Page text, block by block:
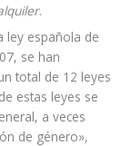
.
ley española de
se han
total de 12 leyes
estas leyes se
a veces
de género»,